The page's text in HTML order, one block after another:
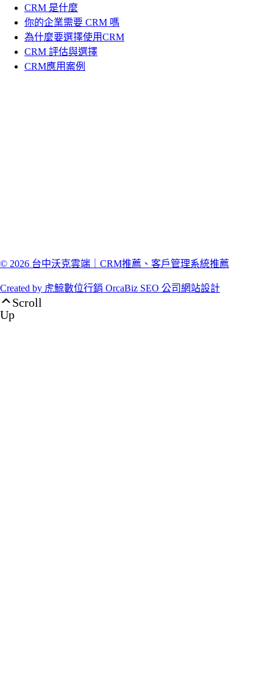
CRM 是什麼
你的企業需要 CRM 嗎
為什麼要選擇使用CRM
CRM 評估與選擇
CRM應用案例
© 2026 台中沃克雲端｜CRM推薦、客戶管理系統推薦
Created by 虎鯨數位行銷 OrcaBiz SEO 公司網站設計
Scroll
Up